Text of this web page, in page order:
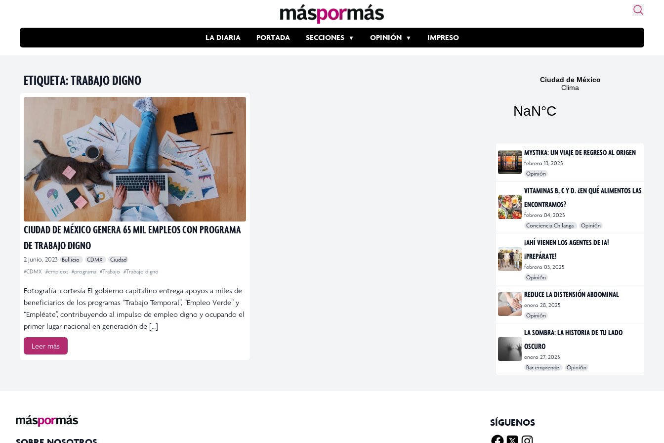
LA DIARIA PORTADA SECCIONES OPINIÓN IMPRESO
ETIQUETA:TRABAJO DIGNO
CIUDAD DE MÉXICO GENERA 65 MIL EMPLEOS CON PROGRAMA
DE TRABAJO DIGNO
2 junio, 2023 Bullicio CDMX
Ciudad
#CDMX #empleos #programa #Trabajo #Trabajo digno
Fotografía: cortesía El gobierno capitalino entrega apoyos a miles de
beneficiarios de los programas “Trabajo Temporal”, “Empleo Verde” y
“Empléate”, contribuyendo al impulso de empleo digno y ocupando el
primer lugar nacional en generación de […]
Leer más
MYSTIKA: UN VIAJE DE REGRESO AL ORIGEN
febrero 13, 2025
Opinión
#exposiciones
#fotografía
VITAMINAS B, C Y D. ¿EN QUÉ ALIMENTOS LAS
ENCONTRAMOS?
febrero 04, 2025
Conciencia Chilanga
Opinión
#bienestar
#Opinión
#Principal
¡AHÍ VIENEN LOS AGENTES DE IA!
¡PREPÁRATE!
febrero 03, 2025
Opinión
#Bar Emprende
#Opinión
#Principal
REDUCE LA DISTENSIÓN ABDOMINAL
enero 28, 2025
Opinión
#bienestar
#Opinión
#Principal
#Salud
LA SOMBRA: LA HISTORIA DE TU LADO
OSCURO
enero 27, 2025
Bar emprende
Opinión
#Bar Emprende
#CDMX
#marketing
SÍGUENOS